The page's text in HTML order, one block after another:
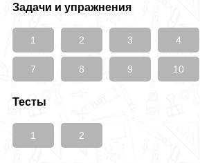
Задачи и упражнения
1 2 3 4
7 8 9 10
Тесты
1 2